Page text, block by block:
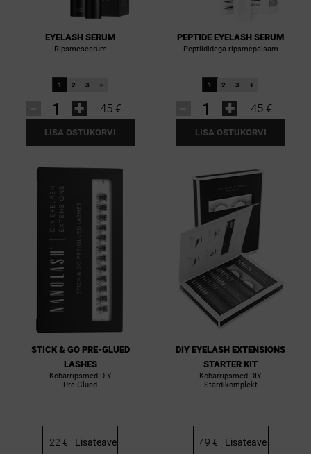
EYELASH SERUM
Ripsmeseerum
1 2 3 +
45 €
+
LISA OSTUKORVI
PEPTIDE EYELASH SERUM
Peptiididega ripsmepalsam
1 2 3 +
45 €
+
LISA OSTUKORVI
STICK & GO PRE-GLUED
LASHES
Kobarripsmed DIY
Pre-Glued
22 € Lisateave
DIY EYELASH EXTENSIONS
STARTER KIT
Kobarripsmed DIY
Stardikomplekt
49 € Lisateave